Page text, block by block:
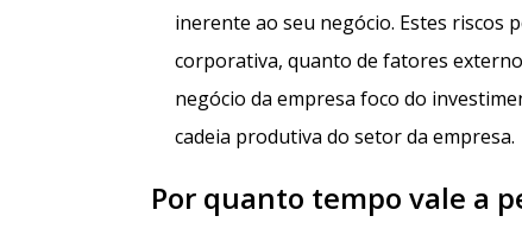
inerente ao seu negócio. Estes riscos
corporativa, quanto de fatores
negócio da empresa foco do
cadeia produtiva do setor da empresa.
Por quanto tempo vale a